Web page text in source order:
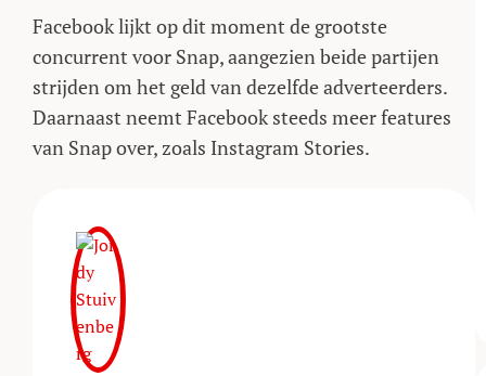
Facebook lijkt op dit moment de grootste
concurrent voor Snap, aangezien beide partijen
strijden om het geld van dezelfde adverteerders.
Daarnaast neemt Facebook steeds meer features
van Snap over, zoals Instagram Stories.